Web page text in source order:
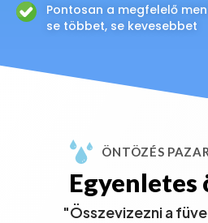
Pontosan a megfelelő
se többet, se kevesebbet
ÖNTÖZÉS
Egyenletes
"Összevizezni a